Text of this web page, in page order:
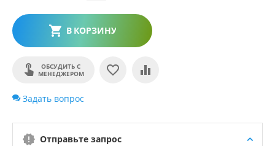
В КОРЗИНУ
ОБСУДИТЬ С
МЕНЕДЖЕРОМ
Задать вопрос
Отправьте запрос